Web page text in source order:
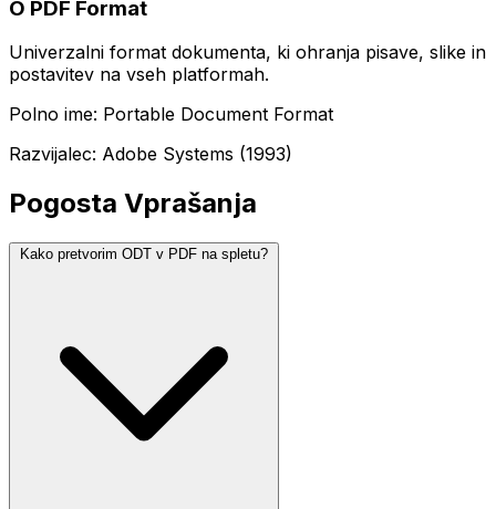
O PDF Format
Univerzalni format dokumenta, ki ohranja pisave, slike in
postavitev na vseh platformah.
Polno ime: Portable Document Format
Razvijalec: Adobe Systems (1993)
Pogosta Vprašanja
Kako pretvorim ODT v PDF na spletu?